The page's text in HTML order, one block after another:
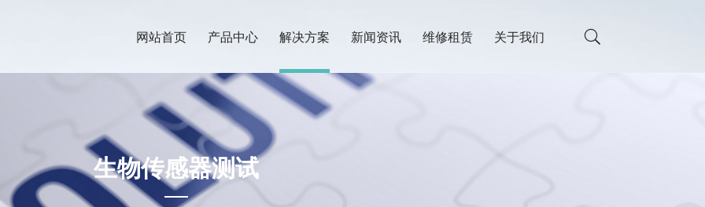
网站首页 产品中心 解决方案 新闻资讯 维修租赁 关于我们
生物传感器测试